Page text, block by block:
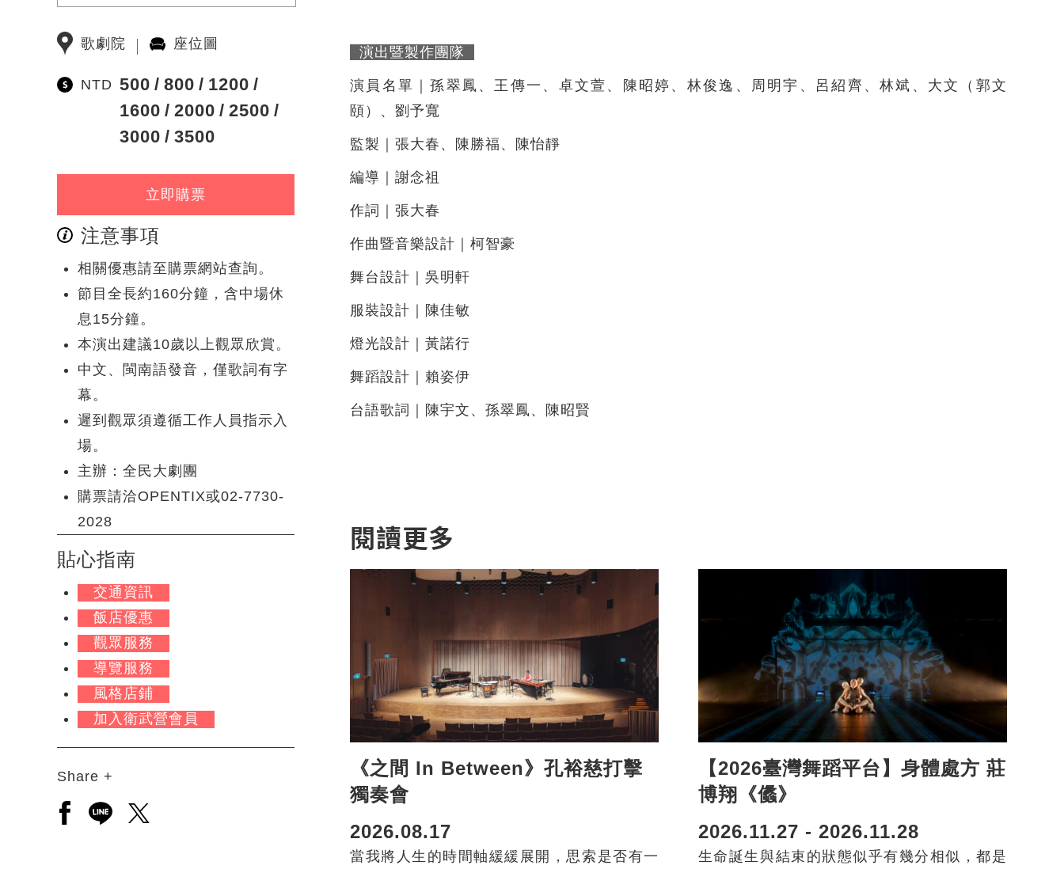
歌劇院 座位圖
NTD 500 800
1200
1600
2000
2500
3000
3500
立即購票
注意事項
相關優惠請至購票網站查詢。
節目全長約160分鐘，含中場休
息15分鐘。
本演出建議10歲以上觀眾欣賞。
中文、閩南語發音，僅歌詞有字
幕。
遲到觀眾須遵循工作人員指示入
場。
主辦：全民大劇團
購票請洽OPENTIX或02-7730-
2028
貼心指南
交通資訊
飯店優惠
觀眾服務
導覽服務
風格店鋪
加入衛武營會員
Share +
另開新視窗分享至facebook
另開新視窗分享至line
另開新視窗分享至twitter
演出暨製作團隊
演員名單｜孫翠鳳、王傳一、卓文萱、陳昭婷、林俊逸、周明宇、呂紹齊、林斌、大文（郭文
頤）、劉予寬
監製｜張大春、陳勝福、陳怡靜
編導｜謝念祖
作詞｜張大春
作曲暨音樂設計｜柯智豪
舞台設計｜吳明軒
服裝設計｜陳佳敏
燈光設計｜黃諾行
舞蹈設計｜賴姿伊
台語歌詞｜陳宇文、孫翠鳳、陳昭賢
閱讀更多
《之間 In Between》孔裕慈打擊
獨奏會
2026.08.17
當我將人生的時間軸緩緩展開，思索是否有一
【2026臺灣舞蹈平台】身體處方 莊
博翔《㒩》
2026.11.27 - 2026.11.28
生命誕生與結束的狀態似乎有幾分相似，都是